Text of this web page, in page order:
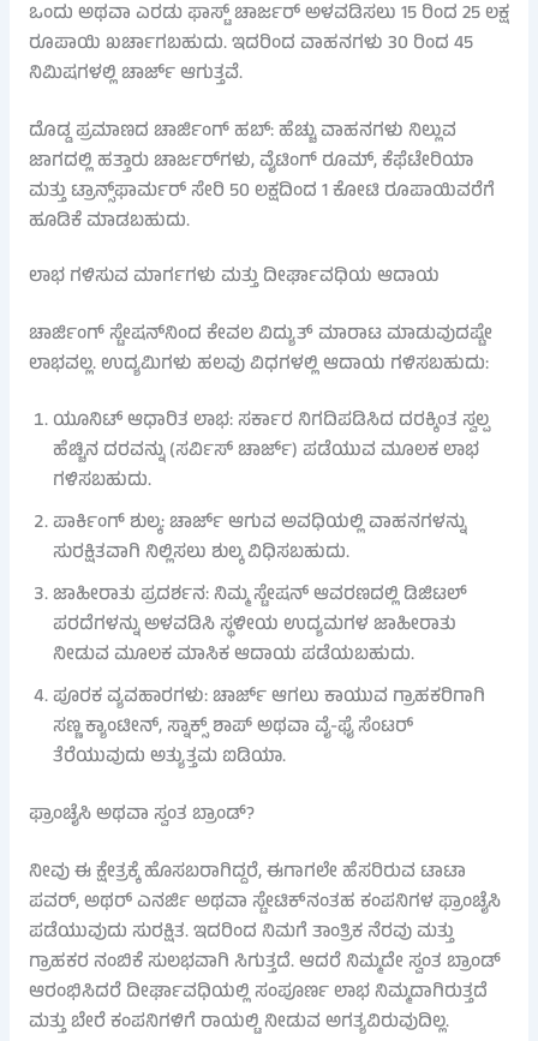
ಒಂದು ಅಥವಾ ಎರಡು ಫಾಸ್ಟ್ ಚಾರ್ಜರ್ ಅಳವಡಿಸಲು 15 ರಿಂದ 25 ಲಕ್ಷ
ರೂಪಾಯಿ ಖರ್ಚಾಗಬಹುದು. ಇದರಿಂದ ವಾಹನಗಳು 30 ರಿಂದ 45
ನಿಮಿಷಗಳಲ್ಲಿ ಚಾರ್ಜ್ ಆಗುತ್ತವೆ.
ದೊಡ್ಡ ಪ್ರಮಾಣದ ಚಾರ್ಜಿಂಗ್ ಹಬ್: ಹೆಚ್ಚು ವಾಹನಗಳು ನಿಲ್ಲುವ
ಜಾಗದಲ್ಲಿ ಹತ್ತಾರು ಚಾರ್ಜರ್‌ಗಳು, ವೈಟಿಂಗ್ ರೂಮ್, ಕೆಫೆಟೇರಿಯಾ
ಮತ್ತು ಟ್ರಾನ್ಸ್‌ಫಾರ್ಮರ್ ಸೇರಿ 50 ಲಕ್ಷದಿಂದ 1 ಕೋಟಿ ರೂಪಾಯಿವರೆಗೆ
ಹೂಡಿಕೆ ಮಾಡಬಹುದು.
ಲಾಭ ಗಳಿಸುವ ಮಾರ್ಗಗಳು ಮತ್ತು ದೀರ್ಘಾವಧಿಯ ಆದಾಯ
ಚಾರ್ಜಿಂಗ್ ಸ್ಟೇಷನ್‌ನಿಂದ ಕೇವಲ ವಿದ್ಯುತ್ ಮಾರಾಟ ಮಾಡುವುದಷ್ಟೇ
ಲಾಭವಲ್ಲ. ಉದ್ಯಮಿಗಳು ಹಲವು ವಿಧಗಳಲ್ಲಿ ಆದಾಯ ಗಳಿಸಬಹುದು:
ಯೂನಿಟ್ ಆಧಾರಿತ ಲಾಭ: ಸರ್ಕಾರ ನಿಗದಿಪಡಿಸಿದ ದರಕ್ಕಿಂತ ಸ್ವಲ್ಪ
ಹೆಚ್ಚಿನ ದರವನ್ನು (ಸರ್ವಿಸ್ ಚಾರ್ಜ್) ಪಡೆಯುವ ಮೂಲಕ ಲಾಭ
ಗಳಿಸಬಹುದು.
ಪಾರ್ಕಿಂಗ್ ಶುಲ್ಕ: ಚಾರ್ಜ್ ಆಗುವ ಅವಧಿಯಲ್ಲಿ ವಾಹನಗಳನ್ನು
ಸುರಕ್ಷಿತವಾಗಿ ನಿಲ್ಲಿಸಲು ಶುಲ್ಕ ವಿಧಿಸಬಹುದು.
ಜಾಹೀರಾತು ಪ್ರದರ್ಶನ: ನಿಮ್ಮ ಸ್ಟೇಷನ್ ಆವರಣದಲ್ಲಿ ಡಿಜಿಟಲ್
ಪರದೆಗಳನ್ನು ಅಳವಡಿಸಿ ಸ್ಥಳೀಯ ಉದ್ಯಮಗಳ ಜಾಹೀರಾತು
ನೀಡುವ ಮೂಲಕ ಮಾಸಿಕ ಆದಾಯ ಪಡೆಯಬಹುದು.
ಪೂರಕ ವ್ಯವಹಾರಗಳು: ಚಾರ್ಜ್ ಆಗಲು ಕಾಯುವ ಗ್ರಾಹಕರಿಗಾಗಿ
ಸಣ್ಣ ಕ್ಯಾಂಟೀನ್, ಸ್ನಾಕ್ಸ್ ಶಾಪ್ ಅಥವಾ ವೈ-ಫೈ ಸೆಂಟರ್
ತೆರೆಯುವುದು ಅತ್ಯುತ್ತಮ ಐಡಿಯಾ.
ಫ್ರಾಂಚೈಸಿ ಅಥವಾ ಸ್ವಂತ ಬ್ರಾಂಡ್?
ನೀವು ಈ ಕ್ಷೇತ್ರಕ್ಕೆ ಹೊಸಬರಾಗಿದ್ದರೆ, ಈಗಾಗಲೇ ಹೆಸರಿರುವ ಟಾಟಾ
ಪವರ್, ಅಥರ್ ಎನರ್ಜಿ ಅಥವಾ ಸ್ಟೇಟಿಕ್‌ನಂತಹ ಕಂಪನಿಗಳ ಫ್ರಾಂಚೈಸಿ
ಪಡೆಯುವುದು ಸುರಕ್ಷಿತ. ಇದರಿಂದ ನಿಮಗೆ ತಾಂತ್ರಿಕ ನೆರವು ಮತ್ತು
ಗ್ರಾಹಕರ ನಂಬಿಕೆ ಸುಲಭವಾಗಿ ಸಿಗುತ್ತದೆ. ಆದರೆ ನಿಮ್ಮದೇ ಸ್ವಂತ ಬ್ರಾಂಡ್
ಆರಂಭಿಸಿದರೆ ದೀರ್ಘಾವಧಿಯಲ್ಲಿ ಸಂಪೂರ್ಣ ಲಾಭ ನಿಮ್ಮದಾಗಿರುತ್ತದೆ
ಮತ್ತು ಬೇರೆ ಕಂಪನಿಗಳಿಗೆ ರಾಯಲ್ಟಿ ನೀಡುವ ಅಗತ್ಯವಿರುವುದಿಲ್ಲ.